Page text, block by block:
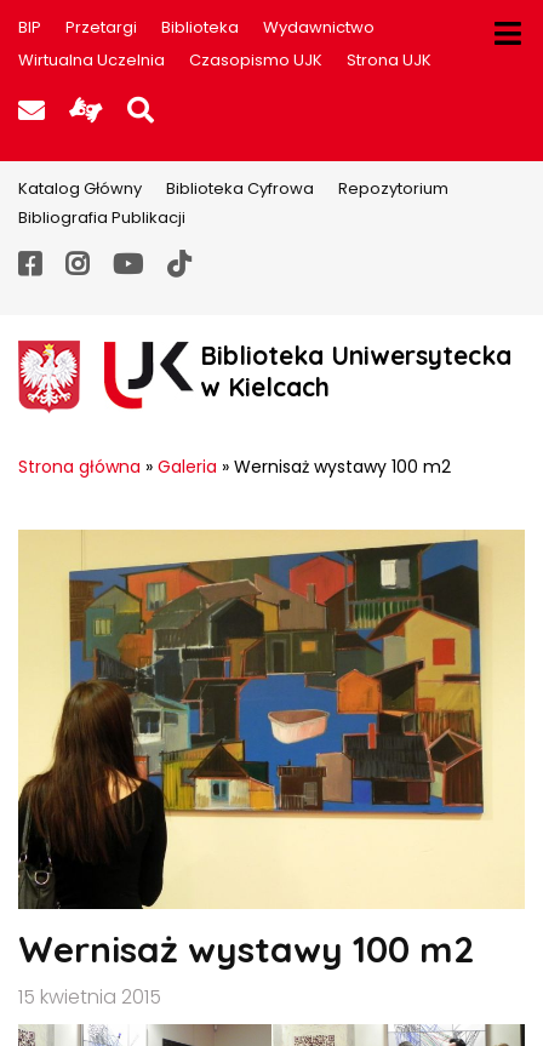
BIP Przetargi Biblioteka
Wydawnictwo
Wirtualna Uczelnia
Czasopismo UJK Strona UJK
Poczta UJK
Informacje dla użytkowników
Szukaj na stronie
Katalog Główny Biblioteka Cyfrowa
Repozytorium
Bibliografia Publikacji
Facebook
Instagram
YouTube
TikTok
Biblioteka Uniwersytecka
w Kielcach
Strona główna » Galeria » Wernisaż wystawy 100 m2
Wernisaż wystawy 100 m2
15 kwietnia 2015